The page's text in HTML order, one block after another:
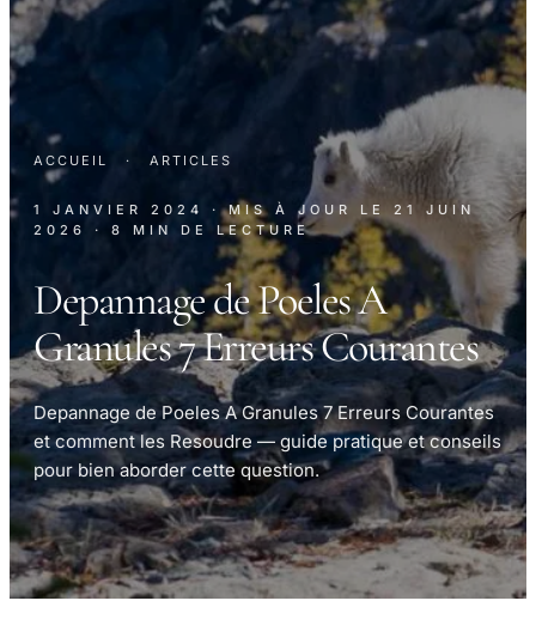
ACCUEIL · ARTICLES
1 JANVIER 2024 · MIS À JOUR LE 21 JUIN
2026
· 8 MIN DE LECTURE
Depannage de Poeles A
Granules 7 Erreurs Courantes
Depannage de Poeles A Granules 7 Erreurs Courantes
et comment les Resoudre — guide pratique et conseils
pour bien aborder cette question.